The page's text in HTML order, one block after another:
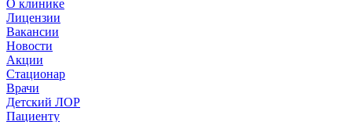
О клинике
Лицензии
Вакансии
Новости
Акции
Стационар
Врачи
Детский ЛОР
Пациенту